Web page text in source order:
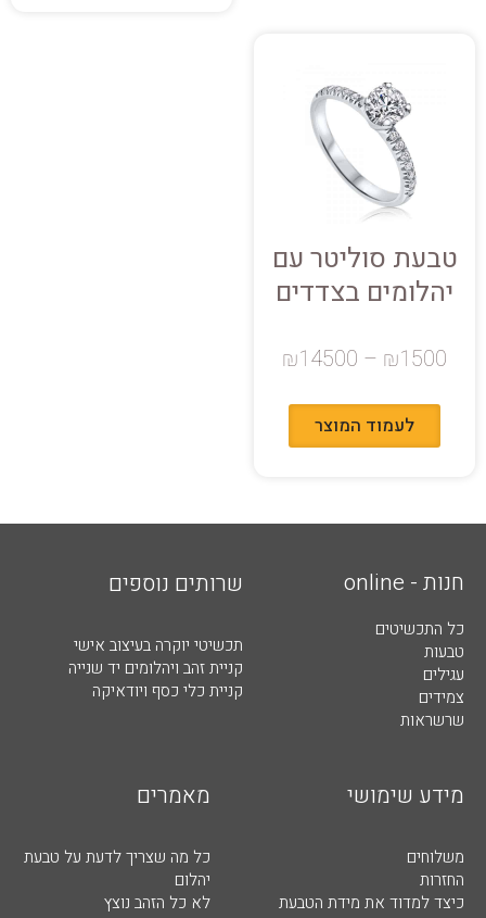
טבעת סוליטר עם
יהלומים בצדדים
₪1500
–
₪14500
לעמוד המוצר
חנות - online
כל התכשיטים
טבעות
עגילים
צמידים
שרשראות
שרותים נוספים
תכשיטי יוקרה בעיצוב אישי
קניית זהב ויהלומים יד שנייה
קניית כלי כסף ויודאיקה
מידע שימושי
משלוחים
החזרות
כיצד למדוד את מידת הטבעת
מאמרים
כל מה שצריך לדעת על טבעת
יהלום
לא כל הזהב נוצץ